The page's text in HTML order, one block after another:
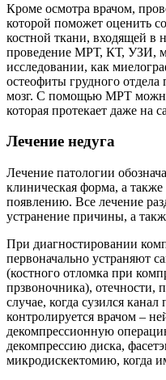
Кроме осмотра врачом,
которой поможет оценить
костной ткани, входящей в
проведение МРТ, КТ, УЗИ,
исследовании, как
остеофиты грудного
мозг. С помощью МРТ можно
которая протекает даже на
Лечение недуга
Лечение патологии
клиническая форма, а
появлению. Все лечение
устранение причины, а
При диагностировании
первоначально устраняют
(костного отломка при
прзвоночника), отечности,
случае, когда сузился
контролируется врачом –
декомпрессионную
декомпрессию диска,
микродискектомию, когда